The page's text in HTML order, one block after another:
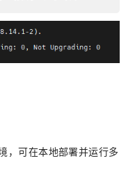
，可在本地部署并运行多